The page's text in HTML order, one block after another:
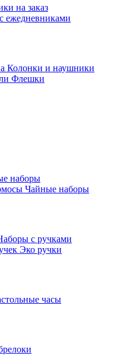
на заказ
ежедневниками
Колонки и наушники
Флешки
наборы
Чайные наборы
с ручками
Эко ручки
часы